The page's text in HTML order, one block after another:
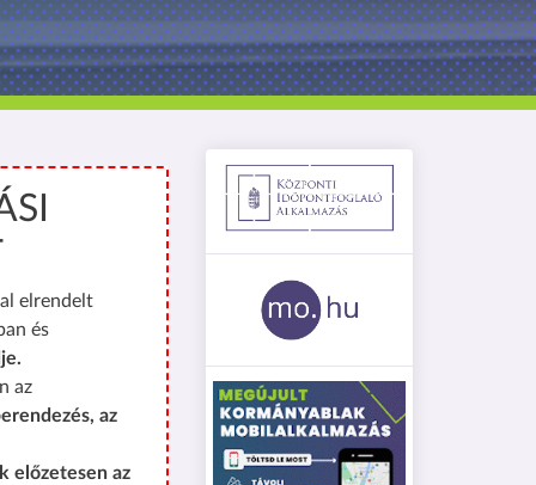
elrendelt
és
az
az
előzetesen az